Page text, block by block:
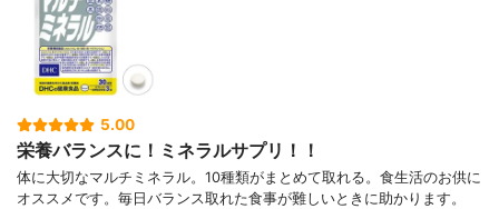
5.00
栄養バランスに！ミネラルサプリ！！
体に大切なマルチミネラル。10種類がまとめて取れる。食生活のお供に
オススメです。毎日バランス取れた食事が難しいときに助かります。